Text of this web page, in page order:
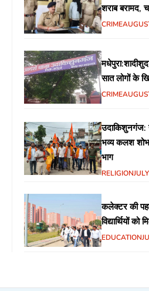
शराब बरामद,
CRIME
सात लोगों के
CRIME
उदाकिशुनगंज:
भव्य कलश
भाग
RELIGION
कलेक्टर की
विद्यार्थियों
EDUCATION